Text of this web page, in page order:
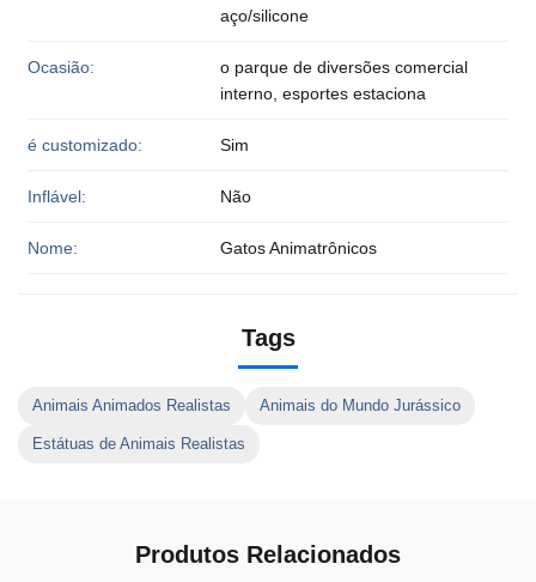
aço/silicone
Ocasião:
o parque de diversões comercial
interno, esportes estaciona
é customizado: Sim
Inflável: Não
Nome: Gatos Animatrônicos
Tags
Animais Animados Realistas Animais do Mundo Jurássico
Estátuas de Animais Realistas
Produtos Relacionados